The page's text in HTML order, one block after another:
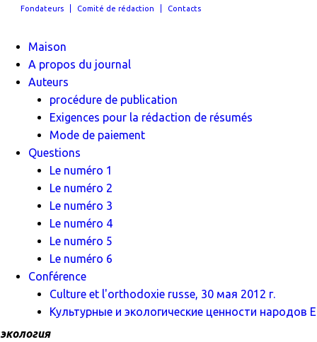
Fondateurs Comité de rédaction Contacts
Maison
A propos du journal
Auteurs
procédure de publication
Exigences pour la rédaction de résumés
Mode de paiement
Questions
Le numéro 1
Le numéro 2
Le numéro 3
Le numéro 4
Le numéro 5
Le numéro 6
Conférence
Culture et l'orthodoxie russe, 30 мая 2012 г.
Культурные и экологические ценности народов
экология